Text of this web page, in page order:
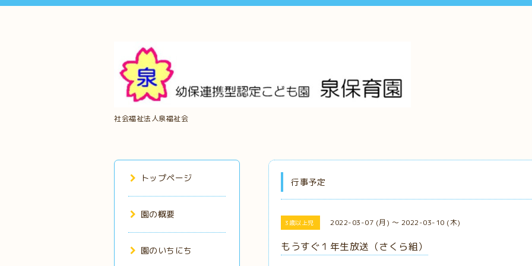
社会福祉法人泉福祉会
行事予定
3歳以上児 2022-03-07 (月) ～ 2022-03-10 (木)
もうすぐ１年生放送（さくら組）
トップページ
園の概要
園のいちにち